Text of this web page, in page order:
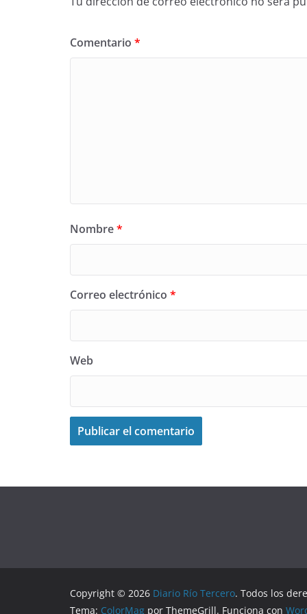
Comentario *
Nombre*
Correo electrónico *
Web
Copyright © 2026 Diario Río Tercero. Todos los
Tema: ColorMag por ThemeGrill. Funciona con